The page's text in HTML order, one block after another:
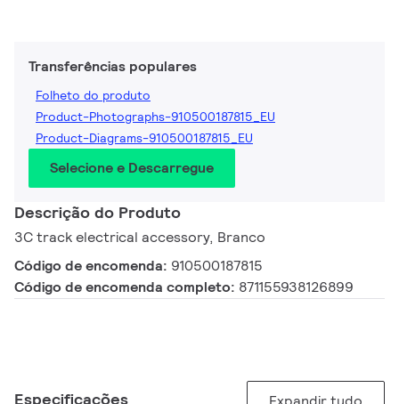
Transferências populares
Folheto do produto
Product-Photographs-910500187815_EU
Product-Diagrams-910500187815_EU
Selecione e Descarregue
Descrição do Produto
3C track electrical accessory, Branco
Código de encomenda: 910500187815
Código de encomenda completo: 871155938126899
Especificações